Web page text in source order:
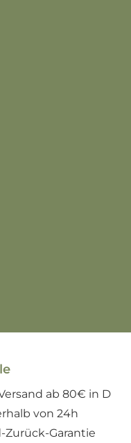
ab 80€ in D
von 24h
Zurück-Garantie